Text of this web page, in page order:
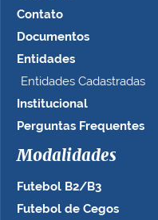
Contato
Documentos
Entidades
Entidades Cadastradas
Institucional
Perguntas Frequentes
Modalidades
Futebol B2/B3
Futebol de Cegos